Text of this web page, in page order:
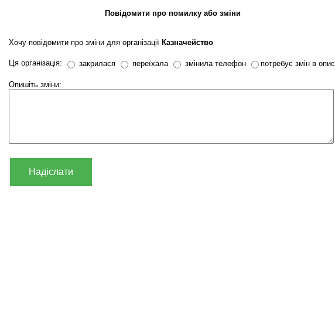
Повідомити про помилку або зміни
Хочу повідомити про зміни для організації Казначейство
Ця організація: закрилася переїхала змінила телефон потребує змін в
Опишіть зміни:
Надіслати